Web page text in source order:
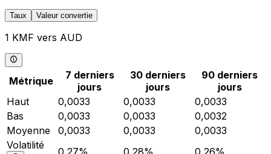
Taux Valeur convertie
1 KMF vers AUD
Métrique
7 derniers
jours
30 derniers
jours
90 derniers
jours
Haut
0,0033 0,0033
0,0033
Bas
0,0033 0,0033
0,0032
Moyenne
0,0033 0,0033
0,0033
Volatilité
0,27% 0,28% 0,26%